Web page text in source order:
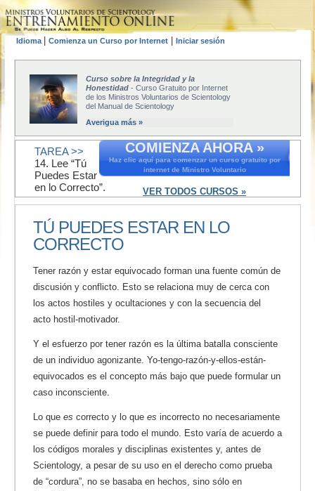
Idioma Comienza un Curso por Internet Iniciar sesión
Curso sobre la Integridad y la
Honestidad - Curso Gratuito por Internet
de los Ministros Voluntarios de Scientology
del Manual de Scientology
Averigua más »
COMIENZA AHORA »
Haz clic aquí para comenzar un curso gratuito por
internet de Ministro Voluntario
VER TODOS CURSOS »
TAREA >>
14. Lee “Tú
Puedes Estar
en lo Correcto”.
TÚ PUEDES ESTAR EN LO
CORRECTO
Tener razón y estar equivocado forman una fuente común de
discusión y conflicto. Esto se relaciona muy de cerca con
los actos hostiles y ocultaciones y con la secuencia del
acto hostil-motivador.
Y el esfuerzo por tener razón es la última batalla consciente
de un individuo agonizante. Yo-tengo-razón-y-ellos-están-
equivocados es el concepto más bajo que puede formular un
caso inconsciente.
Lo que es correcto y lo que es incorrecto no necesariamente
se puede definir para todo el mundo. Esto varía de acuerdo a
los códigos morales y disciplinas existentes y, antes de
Scientology, a pesar de su uso en el derecho como prueba
de “cordura”, no se basaba en hechos, sino sólo en